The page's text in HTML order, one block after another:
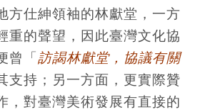
方仕紳領袖的林獻堂，一方
重的聲望，因此臺灣文化協
曾「訪謁林獻堂，協議有關
支持；另一方面，更實際贊
，對臺灣美術發展有直接的